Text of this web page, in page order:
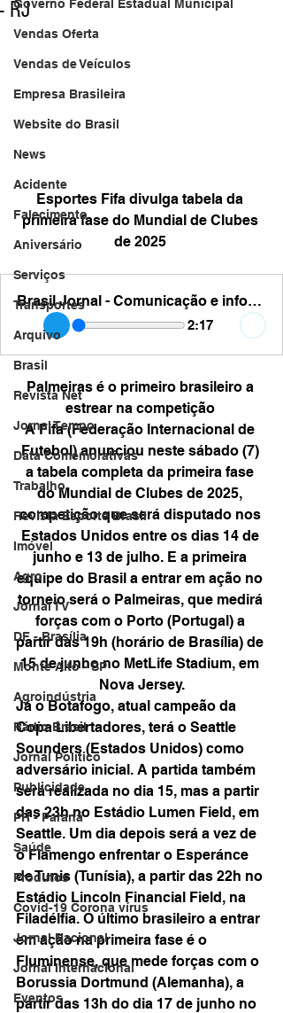
Governo Federal Estadual Municipal
Vendas Oferta
Vendas de Veículos
Empresa Brasileira
Website do Brasil
News
Acidente
Falecimento
Aniversário
Serviços
Transportes
Arquivo
Brasil
Revista Net
Jornal Tempo
Data Comemorativas
Trabalho
Revista Esporte Brasil
Imóvel
Agro
Jornal TV
DF - Brasília
Monte Alto - SP
Agroindústria
Rádio Brasil
Jornal Político
Publicidade
PR - Paraná
Saúde
Produtos
Covid-19 Corona vírus
Jornal Nacional
Jornal Internacional
Eventos
- RJ
Esportes Fifa divulga tabela da
primeira fase do Mundial de Clubes
de 2025
Brasil Jornal - Comunicação e informação - br 2025 esportes futebol
2:17
Palmeiras é o primeiro brasileiro a
estrear na competição
A Fifa (Federação Internacional de
Futebol) anunciou neste sábado (7)
a tabela completa da primeira fase
do Mundial de Clubes de 2025,
competição que será disputado nos
Estados Unidos entre os dias 14 de
junho e 13 de julho. E a primeira
equipe do Brasil a entrar em ação no
torneio será o Palmeiras, que medirá
forças com o Porto (Portugal) a
partir das 19h (horário de Brasília) de
15 de junho no MetLife Stadium, em
Nova Jersey.
Já o Botafogo, atual campeão da
Copa Libertadores, terá o Seattle
Sounders (Estados Unidos) como
adversário inicial. A partida também
será realizada no dia 15, mas a partir
das 23h no Estádio Lumen Field, em
Seattle. Um dia depois será a vez de
o Flamengo enfrentar o Esperánce
de Tunis (Tunísia), a partir das 22h no
Estádio Lincoln Financial Field, na
Filadélfia. O último brasileiro a entrar
em ação na primeira fase é o
Fluminense, que mede forças com o
Borussia Dortmund (Alemanha), a
partir das 13h do dia 17 de junho no